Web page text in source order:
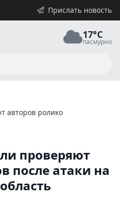
Прислать новость
17°C
пасмурно
роликов после атаки
проверяют
после атаки на